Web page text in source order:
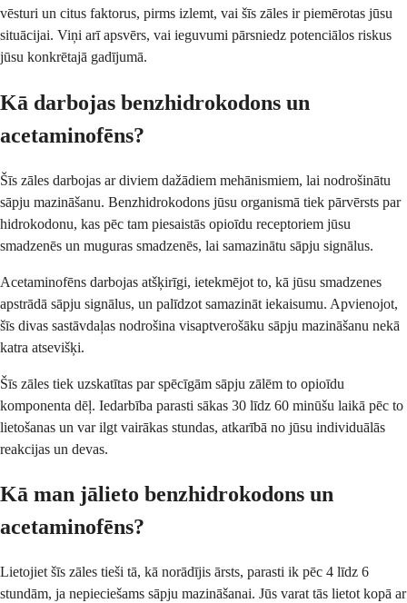
vēsturi un citus faktorus, pirms izlemt, vai šīs zāles ir piemērotas jūsu
situācijai. Viņi arī apsvērs, vai ieguvumi pārsniedz potenciālos riskus
jūsu konkrētajā gadījumā.
Kā darbojas benzhidrokodons un
acetaminofēns?
Šīs zāles darbojas ar diviem dažādiem mehānismiem, lai nodrošinātu
sāpju mazināšanu. Benzhidrokodons jūsu organismā tiek pārvērsts par
hidrokodonu, kas pēc tam piesaistās opioīdu receptoriem jūsu
smadzenēs un muguras smadzenēs, lai samazinātu sāpju signālus.
Acetaminofēns darbojas atšķirīgi, ietekmējot to, kā jūsu smadzenes
apstrādā sāpju signālus, un palīdzot samazināt iekaisumu. Apvienojot,
šīs divas sastāvdaļas nodrošina visaptverošāku sāpju mazināšanu nekā
katra atsevišķi.
Šīs zāles tiek uzskatītas par spēcīgām sāpju zālēm to opioīdu
komponenta dēļ. Iedarbība parasti sākas 30 līdz 60 minūšu laikā pēc to
lietošanas un var ilgt vairākas stundas, atkarībā no jūsu individuālās
reakcijas un devas.
Kā man jālieto benzhidrokodons un
acetaminofēns?
Lietojiet šīs zāles tieši tā, kā norādījis ārsts, parasti ik pēc 4 līdz 6
stundām, ja nepieciešams sāpju mazināšanai. Jūs varat tās lietot kopā ar